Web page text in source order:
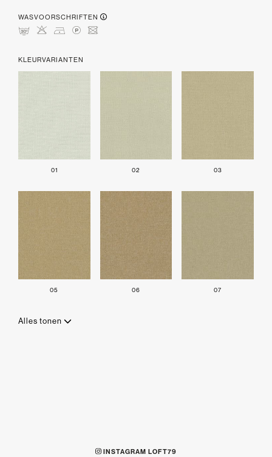
WASVOORSCHRIFTEN
mHDLU
KLEURVARIANTEN
01 02 03
05 06 07
Alles tonen
INSTAGRAM LOFT79